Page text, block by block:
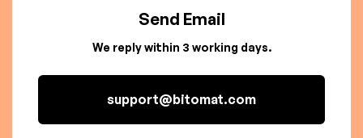
Send Email
We reply within 3 working days.
support@bitomat.com